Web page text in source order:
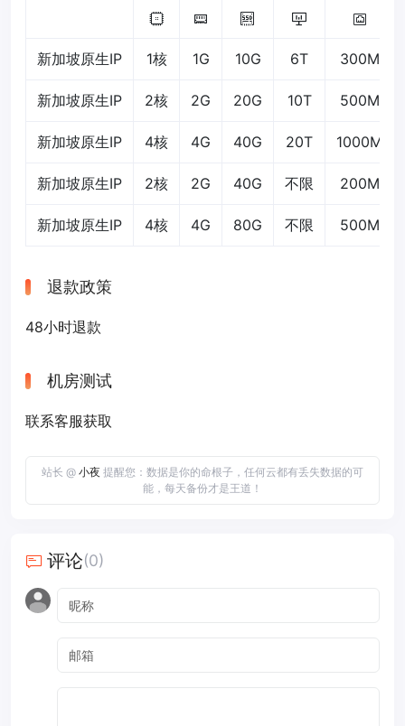
新加坡原生IP 1核 1G 10G 6T 300M
新加坡原生IP 2核 2G 20G 10T 500M
新加坡原生IP 4核 4G 40G 20T 1000M
新加坡原生IP 2核 2G 40G 不限 200M
新加坡原生IP 4核 4G 80G 不限 500M
退款政策
48小时退款
机房测试
联系客服获取
站长 @ 小夜 提醒您：数据是你的命根子，任何云都有丢失数据的可
能，每天备份才是王道！
评论(0)